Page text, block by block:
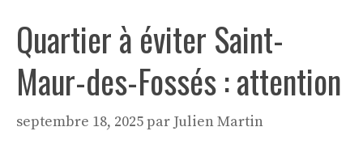
Quartier à éviter Saint-
Maur-des-Fossés : attention
septembre 18, 2025par Julien Martin